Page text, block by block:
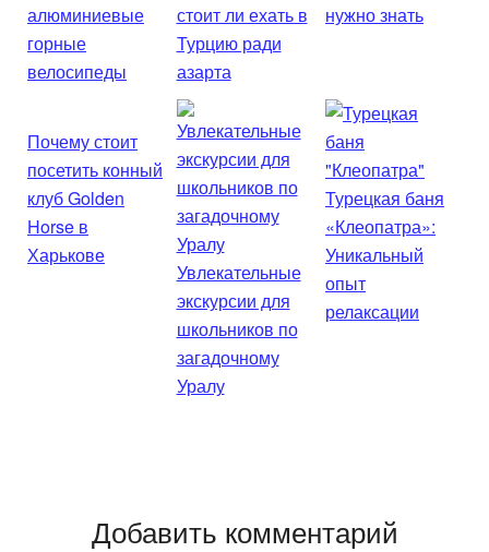
алюминиевые
горные
велосипеды
стоит ли ехать в
Турцию ради
азарта
нужно знать
Почему стоит
посетить конный
клуб Golden
Horse в
Харькове
Увлекательные
экскурсии для
школьников по
загадочному
Уралу
Турецкая баня
«Клеопатра»:
Уникальный
опыт
релаксации
Добавить комментарий